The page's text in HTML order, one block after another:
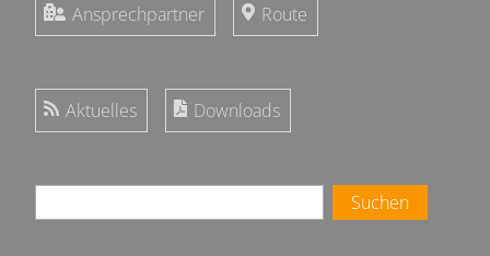
Ansprechpartner Route
Aktuelles Downloads
Suchen